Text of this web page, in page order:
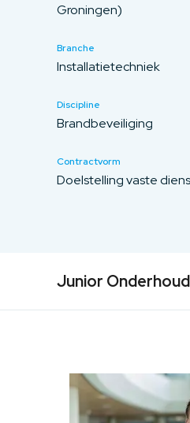
Groningen)
Branche
Installatietechniek
Discipline
Brandbeveiliging
Contractvorm
Doelstelling vaste
Junior